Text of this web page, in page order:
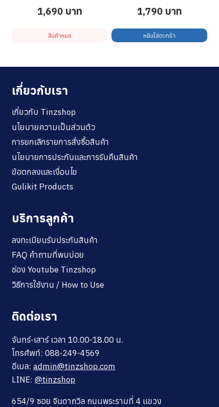
1,690 บาท
สินค้าหมด
1,790 บาท
หยิบใส่ตะกร้า
เกี่ยวกับเรา
เกี่ยวกับ Tinzshop
นโยบายความเป็นส่วนตัว
การยกเลิกรายการสั่งซื้อสินค้า
นโยบายการประกันและการรับคืนสินค้า
ข้อตกลงและเงื่อนไข
Gulikit Products
บริการลูกค้า
ลงทะเบียนรับประกันสินค้า
FAQ คำถามที่พบบ่อย
ช่อง Youtube Tinzshop
วิธีการใช้งาน / How to Use
ติดต่อเรา
จันทร์-เสาร์ เวลา 10.00-18.00 น.
โทรศัพท์: 088-249-4569
อีเมล: admin@tinzshop.com
LINE: @tinzshop
654/9 ซอย จินดาถวิล ถนนพระรามที่ 4 แขวง